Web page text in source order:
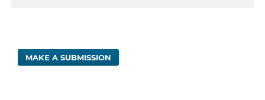
MAKE A SUBMISSION